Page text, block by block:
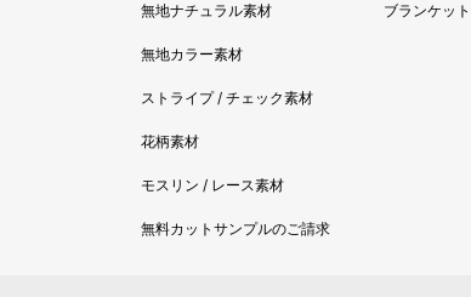
無地ナチュラル素材
無地カラー素材
ストライプ / チェック素材
花柄素材
モスリン / レース素材
無料カットサンプルのご請求
ブランケット